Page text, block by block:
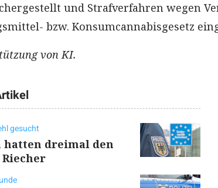
und Strafverfahren wegen
bzw. Konsumcannabisgesetz
von KI.
gesucht
hatten dreimal den